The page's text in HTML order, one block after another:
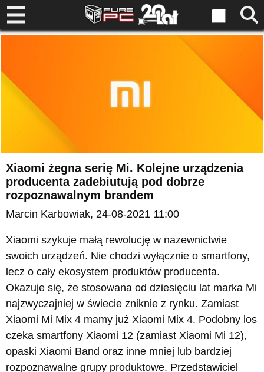
Xiaomi żegna serię Mi. Kolejne urządzenia
producenta zadebiutują pod dobrze
rozpoznawalnym brandem
Marcin Karbowiak, 24-08-2021 11:00
Xiaomi szykuje małą rewolucję w nazewnictwie
swoich urządzeń. Nie chodzi wyłącznie o smartfony,
lecz o cały ekosystem produktów producenta.
Okazuje się, że stosowana od dziesięciu lat marka Mi
najzwyczajniej w świecie zniknie z rynku. Zamiast
Xiaomi Mi Mix 4 mamy już Xiaomi Mix 4. Podobny los
czeka smartfony Xiaomi 12 (zamiast Xiaomi Mi 12),
opaski Xiaomi Band oraz inne mniej lub bardziej
rozpoznawalne grupy produktowe. Przedstawiciel